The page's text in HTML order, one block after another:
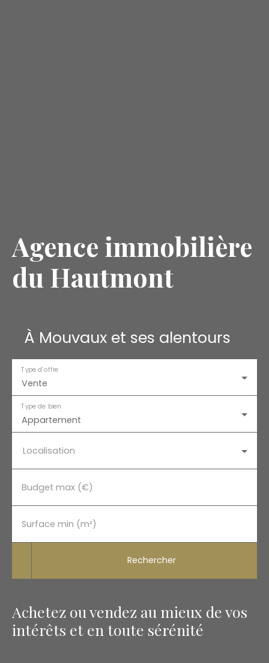
Agence immobilière
du Hautmont
À Mouvaux et ses alentours
Vente
Type d'offre
Appartement
Type de bien
Localisation
Budget max (€)
Surface min (m²)
Rechercher
Achetez ou vendez au mieux de vos
intérêts et en toute sérénité